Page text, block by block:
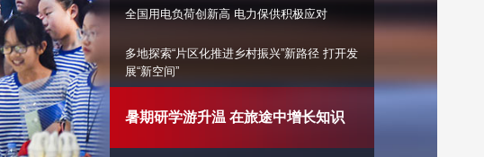
网球 综合体育
龄 阅读 艺术 汽车 数智 5G 产业+
海洋 时尚
全国用电负荷创新高 电力保供积极应对
多地探索“片区化推进乡村振兴”新路径 打开发
展“新空间”
暑期研学游升温 在旅途中增长知识